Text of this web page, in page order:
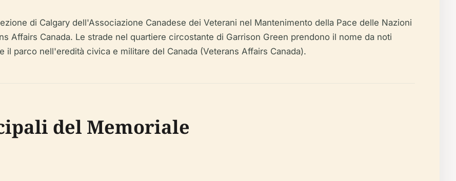
di Calgary dell'Associazione Canadese dei Veterani nel Mantenimento della Pace delle Nazioni
Affairs Canada. Le strade nel quartiere circostante di Garrison Green prendono il nome da noti
parco nell'eredità civica e militare del Canada (Veterans Affairs Canada).
del Memoriale